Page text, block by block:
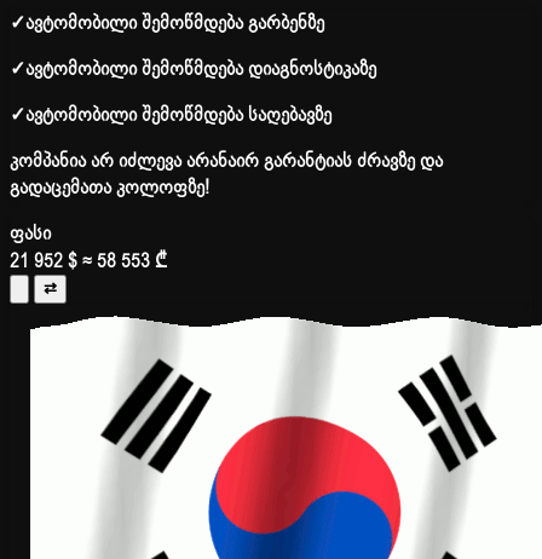
✓ავტომობილი შემოწმდება გარბენზე
✓ავტომობილი შემოწმდება დიაგნოსტიკაზე
✓ავტომობილი შემოწმდება საღებავზე
კომპანია არ იძლევა არანაირ გარანტიას ძრავზე და
გადაცემათა კოლოფზე!
ფასი
21 952 $≈ 58 553 ₾
⇄